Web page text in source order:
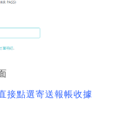
接點選寄送報帳收據